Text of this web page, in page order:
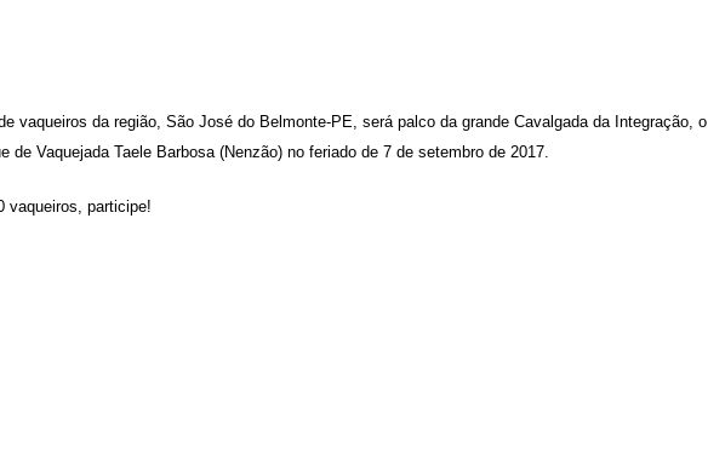
vaqueiros da região, São José do Belmonte-PE, será palco da grande Cavalgada da Integração, o
de Vaquejada Taele Barbosa (Nenzão) no feriado de 7 de setembro de 2017.
vaqueiros, participe!